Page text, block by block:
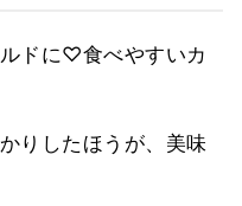
ドに♡食べやすいカ
りしたほうが、美味